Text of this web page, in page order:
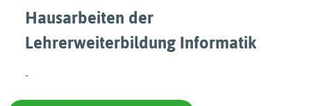
Hausarbeiten der
Lehrerweiterbildung Informatik
-